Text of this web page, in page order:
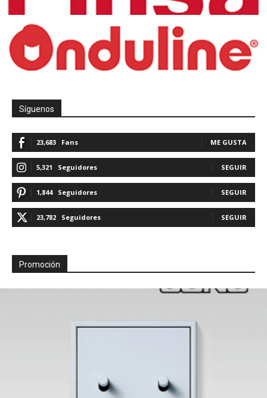
Síguenos
23,683 Fans ME GUSTA
5,321 Seguidores SEGUIR
1,844 Seguidores SEGUIR
23,782 Seguidores SEGUIR
Promoción